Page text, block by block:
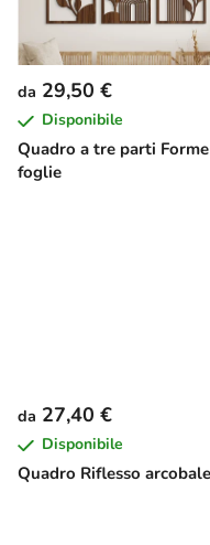
Quadro a tre parti
foglie
da 29,50 €
Disponibile
Quadro Riflesso
da 27,40 €
Disponibile